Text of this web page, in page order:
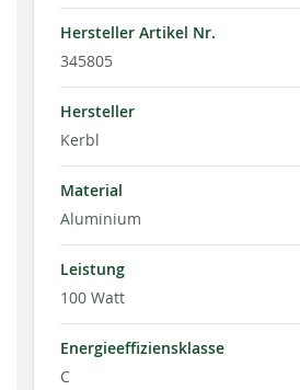
Hersteller Artikel Nr.
345805
Hersteller
Kerbl
Material
Aluminium
Leistung
100 Watt
Energieeffiziensklasse
C